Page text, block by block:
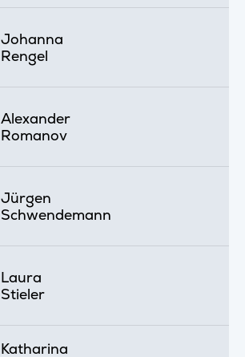
Johanna
Rengel
Alexander
Romanov
Jürgen
Schwendemann
Laura
Stieler
Katharina